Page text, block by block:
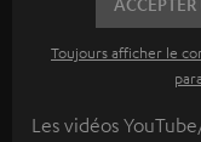
Toujours afficher le
Les vidéos